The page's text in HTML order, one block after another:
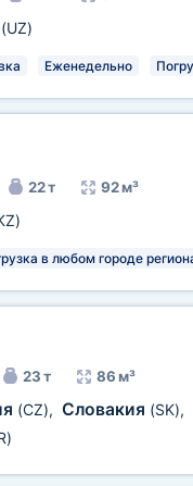
(UZ)
Еженедельно
22 т 92 м³
в любом городе
23 т 86 м³
(CZ), Словакия (SK),